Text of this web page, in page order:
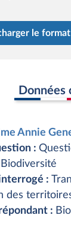
le
Données
Annie
:
Biodiversité
:
des
: